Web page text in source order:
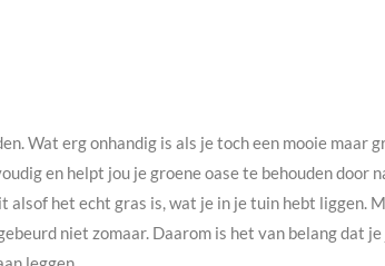
Wat erg onhandig is als je toch een mooie maar
en helpt jou je groene oase te behouden door
het echt gras is, wat je in je tuin hebt liggen.
niet zomaar. Daarom is het van belang dat